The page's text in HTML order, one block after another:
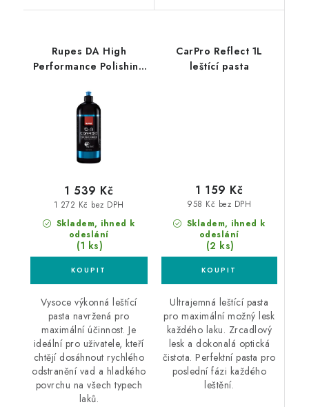
Rupes DA High
Performance Polishing
silná leštící pasta
Skladem, ihned k
odeslání
(1 ks)
1 272 Kč bez DPH
1 539 Kč
Vysoce výkonná leštící
pasta navržená pro
maximální účinnost. Je
ideální pro uživatele, kteří
chtějí dosáhnout rychlého
odstranění vad a hladkého
povrchu na všech typech
laků.
CarPro Reflect 1L
leštící pasta
Skladem, ihned k
odeslání
(2 ks)
958 Kč bez DPH
1 159 Kč
Ultrajemná leštící pasta
pro maximální možný lesk
každého laku. Zrcadlový
lesk a dokonalá optická
čistota. Perfektní pasta pro
poslední fázi každého
leštění.